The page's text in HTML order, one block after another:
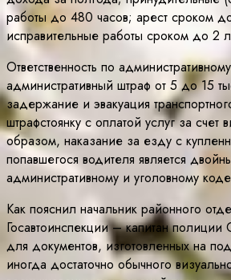
работы до 480 часов; арест сроком
исправительные работы сроком до 2
Ответственность по
административный штраф от 5 до 15
задержание и эвакуация
штрафстоянку с оплатой услуг за счет
образом, наказание за езду с
попавшегося водителя является
административному и уголовному
Как пояснил начальник районного
Госавтоинспекции – капитан
для документов, изготовленных на
иногда достаточно обычного